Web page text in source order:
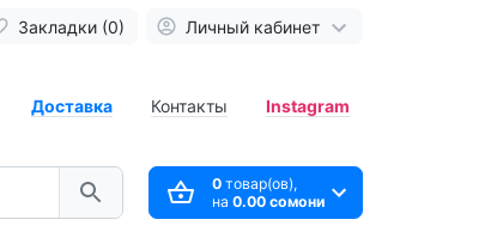
Закладки (0) Личный кабинет
Доставка Контакты Instagram
0товар(ов),
на 0.00 сомони